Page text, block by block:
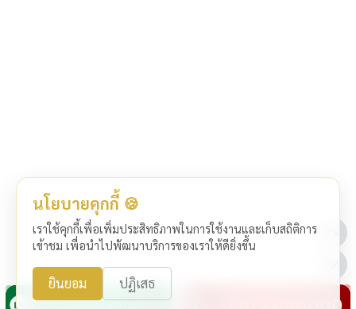
นโยบายคุกกี้ 🍪
เราใช้คุกกี้เพื่อเพิ่มประสิทธิภาพในการใช้งานและเก็บสถิติการ
เข้าชม เพื่อนำไปพัฒนาบริการของเราให้ดียิ่งขึ้น
ยินยอม ปฏิเสธ